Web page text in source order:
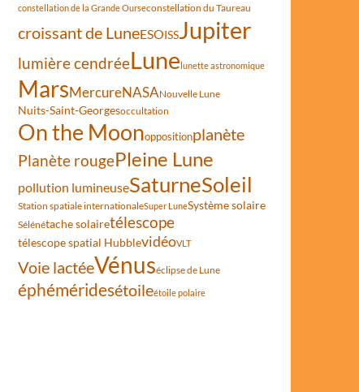
constellation de la Grande Ourseconstellation du Taureau
croissant de LuneESOISSJupiter
lumière cendréeLunelunette astronomique
MarsMercureNASANouvelle Lune
Nuits-Saint-Georgesoccultation
On the Moonoppositionplanète
Planète rougePleine Lune
pollution lumineuseSaturneSoleil
Station spatiale internationaleSuper LuneSystème solaire
Sélénétache solairetélescope
télescope spatial HubblevidéoVLT
Voie lactéeVénuséclipse de Lune
éphéméridesétoileétoile polaire